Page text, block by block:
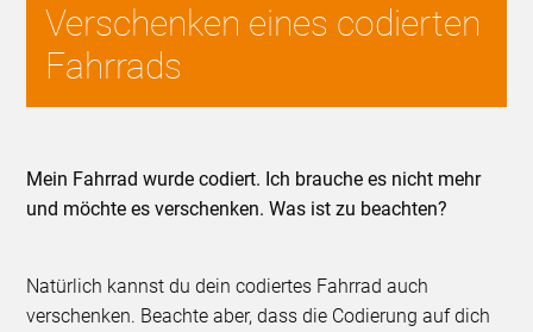
Verschenken eines codierten
Fahrrads
Mein Fahrrad wurde codiert. Ich brauche es nicht mehr
und möchte es verschenken. Was ist zu beachten?
Natürlich kannst du dein codiertes Fahrrad auch
verschenken. Beachte aber, dass die Codierung auf dich